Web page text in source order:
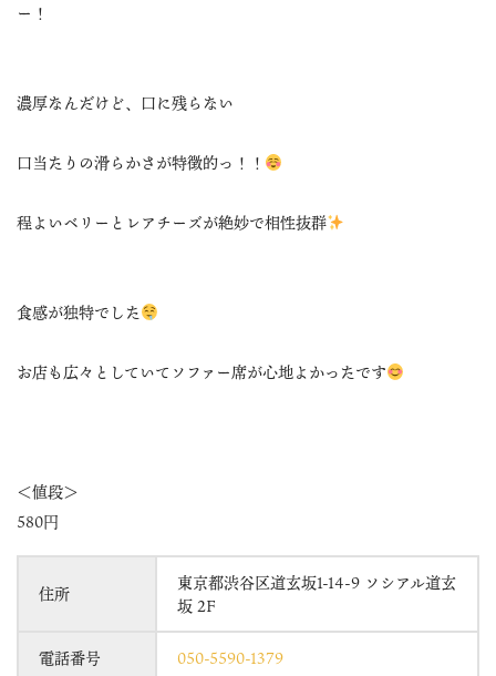
ー！
濃厚なんだけど、口に残らない
口当たりの滑らかさが特徴的っ！！
程よいベリーとレアチーズが絶妙で相性抜群
食感が独特でした
お店も広々としていてソファー席が心地よかったです
＜値段＞
580円
住所
東京都渋谷区道玄坂1-14-9 ソシアル道玄
坂 2F
電話番号 050-5590-1379